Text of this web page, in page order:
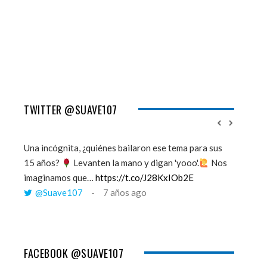
TWITTER @SUAVE107
Una incógnita, ¿quiénes bailaron ese tema para sus
15 años?
Levanten la mano y digan 'yooo'.
Nos
imaginamos que… https://t.co/J28KxIOb2E
@Suave107
7 años ago
FACEBOOK @SUAVE107